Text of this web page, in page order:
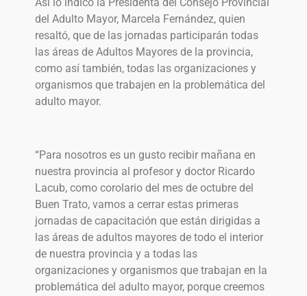
Así lo indicó la Presidenta del Consejo Provincial
del Adulto Mayor, Marcela Fernández, quien
resaltó, que de las jornadas participarán todas
las áreas de Adultos Mayores de la provincia,
como así también, todas las organizaciones y
organismos que trabajen en la problemática del
adulto mayor.
“Para nosotros es un gusto recibir mañana en
nuestra provincia al profesor y doctor Ricardo
Lacub, como corolario del mes de octubre del
Buen Trato, vamos a cerrar estas primeras
jornadas de capacitación que están dirigidas a
las áreas de adultos mayores de todo el interior
de nuestra provincia y a todas las
organizaciones y organismos que trabajan en la
problemática del adulto mayor, porque creemos